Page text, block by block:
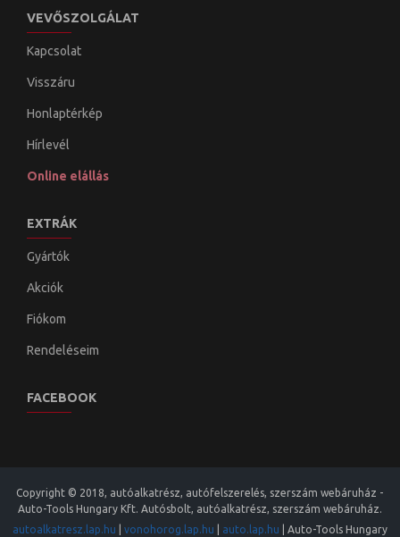
VEVŐSZOLGÁLAT
Kapcsolat
Visszáru
Honlaptérkép
Hírlevél
Online elállás
EXTRÁK
Gyártók
Akciók
Fiókom
Rendeléseim
FACEBOOK
Copyright © 2018, autóalkatrész, autófelszerelés, szerszám webáruház -
Auto-Tools Hungary Kft. Autósbolt, autóalkatrész, szerszám webáruház.
autoalkatresz.lap.hu
vonohorog.lap.hu auto.lap.hu Auto-Tools Hungary